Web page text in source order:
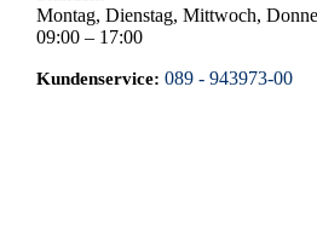
Montag, Dienstag, Mittwoch,
09:00 – 17:00
Kundenservice: 089 - 943973-00